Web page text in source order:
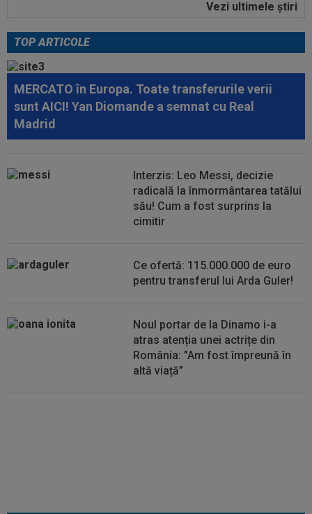
Barcelona a luat decizia cu Robert
09:39
Antrenorul lui KuPS se teme înaintea returului
cu Universitatea Craiova: "Cât...
09:19
Cristi Chivu: ”Avem nevoie de cineva care să
ridice nivelul”. Italienii au...
09:12
Jose Mourinho s-a convins repede: ”Bernardo
Dani Coman s-a dus în vestiar, după victoria cu
Vezi ultimele ştiri
TOP ARTICOLE
MERCATO în Europa. Toate transferurile verii
sunt AICI! Yan Diomande a semnat cu Real
Madrid
Interzis: Leo Messi, decizie
radicală la înmormântarea tatălui
său! Cum a fost surprins la
cimitir
Ce ofertă: 115.000.000 de euro
pentru transferul lui Arda Guler!
Noul portar de la Dinamo i-a
atras atenția unei actrițe din
România: ”Am fost împreună în
altă viață”